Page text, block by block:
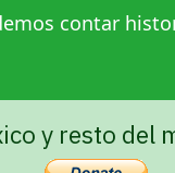
contar
y resto del
estos